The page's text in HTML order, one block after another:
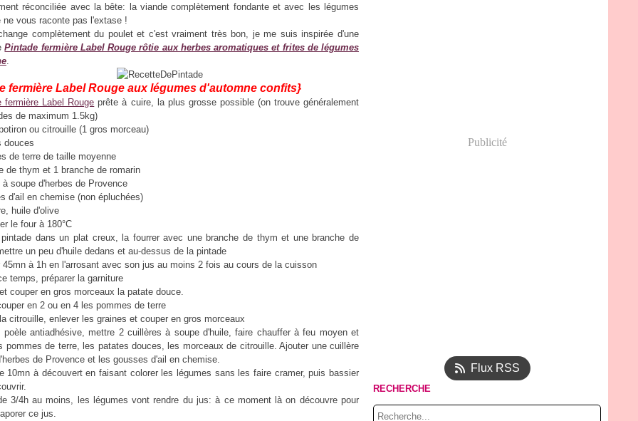
réconciliée avec la bête: la viande complètement fondante et avec les légumes
ne vous raconte pas l'extase !
complètement du poulet et c'est vraiment très bon, je me suis inspirée d'une
Pintade fermière Label Rouge rôtie aux herbes aromatiques et frites de légumes
.
fermière Label Rouge aux légumes d'automne confits}
fermière Label Rouge prête à cuire, la plus grosse possible (on trouve généralement
de maximum 1.5kg)
ou citrouille (1 gros morceau)
douces
de terre de taille moyenne
de thym et 1 branche de romarin
à soupe d'herbes de Provence
d'ail en chemise (non épluchées)
huile d'olive
le four à 180°C
dans un plat creux, la fourrer avec une branche de thym et une branche de
un peu d'huile dedans et au-dessus de la pintade
45mn à 1h en l'arrosant avec son jus au moins 2 fois au cours de la cuisson
temps, préparer la garniture
couper en gros morceaux la patate douce.
en 2 ou en 4 les pommes de terre
citrouille, enlever les graines et couper en gros morceaux
poèle antiadhésive, mettre 2 cuillères à soupe d'huile, faire chauffer à feu moyen et
pommes de terre, les patates douces, les morceaux de citrouille. Ajouter une cuillère
de Provence et les gousses d'ail en chemise.
10mn à découvert en faisant colorer les légumes sans les faire cramer, puis bassier
3/4h au moins, les légumes vont rendre du jus: à ce moment là on découvre pour
ce jus.
Publicité
Flux RSS
RECHERCHE